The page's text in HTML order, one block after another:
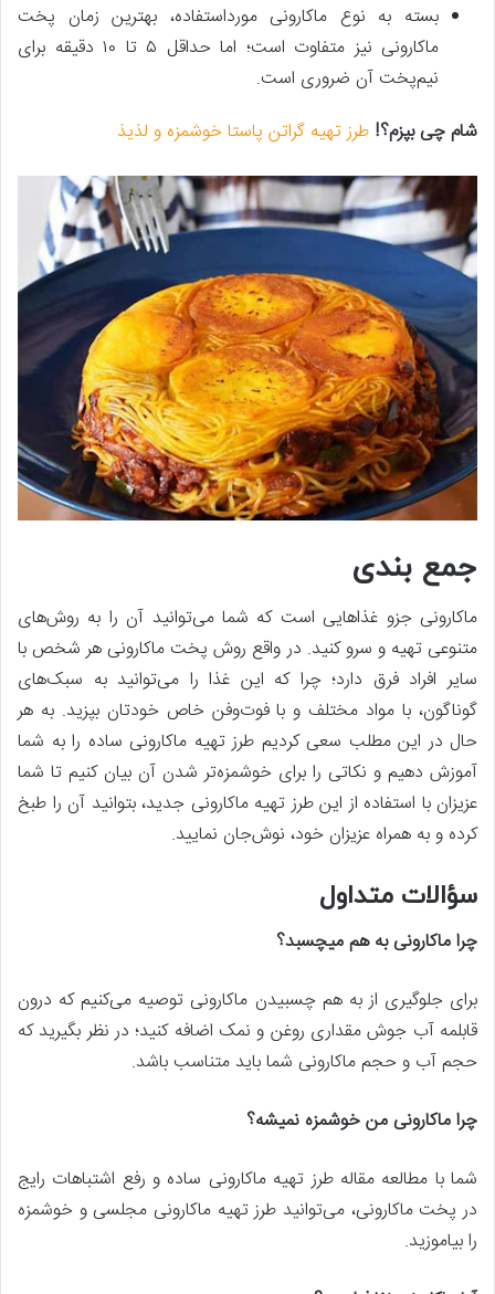
بسته به نوع ماکارونی مورداستفاده، بهترین زمان پخت
ماکارونی نیز متفاوت است؛ اما حداقل ۵ تا ۱۰ دقیقه برای
نیم‌پخت آن ضروری است.
شام چی بپزم؟! طرز تهیه گراتن پاستا خوشمزه و لذیذ
جمع بندی
ماکارونی جزو غذاهایی است که شما می‌توانید آن را به روش‌های
متنوعی تهیه و سرو کنید. در واقع روش پخت ماکارونی هر شخص با
سایر افراد فرق دارد؛ چرا که این غذا را می‌توانید به سبک‌های
گوناگون، با مواد مختلف و با فوت‌وفن خاص خودتان بپزید. به هر
حال در این مطلب سعی کردیم طرز تهیه ماکارونی ساده را به شما
آموزش دهیم و نکاتی را برای خوشمزه‌تر شدن آن بیان کنیم تا شما
عزیزان با استفاده از این طرز تهیه ماکارونی جدید، بتوانید آن را طبخ
کرده و به همراه عزیزان خود، نوش‌جان نمایید.
سؤالات متداول
چرا ماکارونی به هم میچسبد؟
برای جلوگیری از به هم چسبیدن ماکارونی توصیه می‌کنیم که درون
قابلمه آب جوش مقداری روغن و نمک اضافه کنید؛ در نظر بگیرید که
حجم آب و حجم ماکارونی شما باید متناسب باشد.
چرا ماکارونی من خوشمزه نمیشه؟
شما با مطالعه مقاله طرز تهیه ماکارونی ساده و رفع اشتباهات رایج
در پخت ماکارونی، می‌توانید طرز تهیه ماکارونی مجلسی و خوشمزه
را بیاموزید.